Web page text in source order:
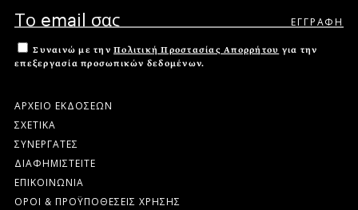
Συναινώ με την Πολιτική Προστασίας Απορρήτου για την
επεξεργασία προσωπικών δεδομένων.
ΑΡΧΕΙΟ ΕΚΔΟΣΕΩΝ
ΣΧΕΤΙΚΑ
ΣΥΝΕΡΓΑΤΕΣ
ΔΙΑΦΗΜΙΣΤΕΙΤΕ
ΕΠΙΚΟΙΝΩΝΙΑ
ΟΡΟΙ & ΠΡΟΫΠΟΘΕΣΕΙΣ ΧΡΗΣΗΣ